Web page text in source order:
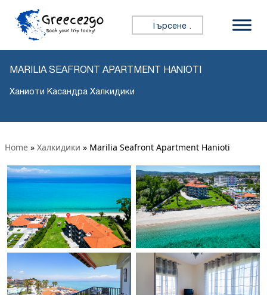
Търсене за:
MARILIA SEAFRONT APARTMENT HANIOTI
Ханиоти Касандра Халкидики
Home » Халкидики » Marilia Seafront Apartment Hanioti